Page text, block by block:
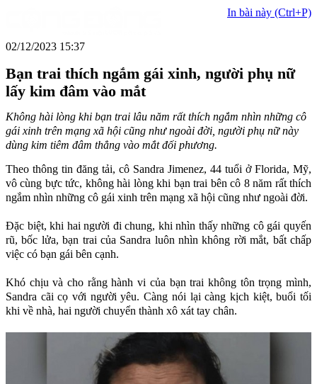
02/12/2023 15:37
In bài này (Ctrl+P)
Bạn trai thích ngắm gái xinh, người phụ nữ
lấy kim đâm vào mắt
Không hài lòng khi bạn trai lâu năm rất thích ngắm nhìn những cô
gái xinh trên mạng xã hội cũng như ngoài đời, người phụ nữ này
dùng kim tiêm đâm thẳng vào mắt đối phương.
Theo thông tin đăng tải, cô Sandra Jimenez, 44 tuổi ở Florida, Mỹ,
vô cùng bực tức, không hài lòng khi bạn trai bên cô 8 năm rất thích
ngắm nhìn những cô gái xinh trên mạng xã hội cũng như ngoài đời.
Đặc biệt, khi hai người đi chung, khi nhìn thấy những cô gái quyến
rũ, bốc lửa, bạn trai của Sandra luôn nhìn không rời mắt, bất chấp
việc có bạn gái bên cạnh.
Khó chịu và cho rằng hành vi của bạn trai không tôn trọng mình,
Sandra cãi cọ với người yêu. Càng nói lại càng kịch kiệt, buổi tối
khi về nhà, hai người chuyển thành xô xát tay chân.